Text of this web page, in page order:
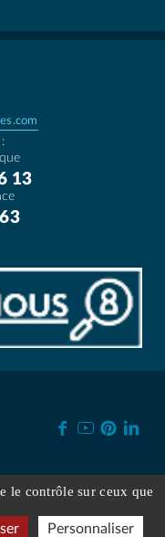
13
de CO2
images
le contrôle sur ceux que
Personnaliser